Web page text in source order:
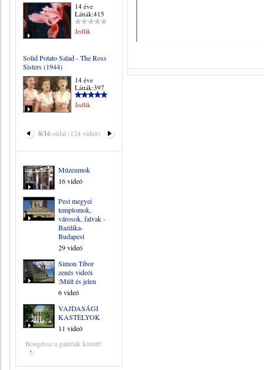
14 éve
Látták:415
Jedlik
Solid Potato Salad - The Ross
Sisters (1944)
14 éve
Látták:397
Jedlik
8/16oldal (124 videó)
Múzeumok
16 videó
Pest megyei
templomok,
városok, falvak -
Bazilika-
Budapest
29 videó
Simon Tibor
zenés videói
:Múlt és jelen
6 videó
VAJDASÁGI
KASTÉLYOK
11 videó
Böngéssz a galériák között!